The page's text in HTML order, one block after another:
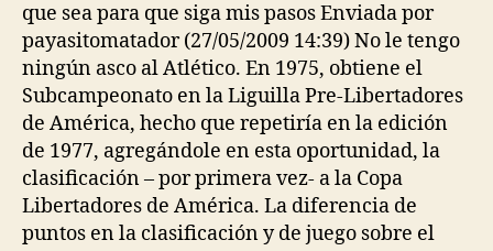
que sea para que siga mis pasos Enviada por
payasitomatador (27/05/2009 14:39) No le tengo
ningún asco al Atlético. En 1975, obtiene el
Subcampeonato en la Liguilla Pre-Libertadores
de América, hecho que repetiría en la edición
de 1977, agregándole en esta oportunidad, la
clasificación – por primera vez- a la Copa
Libertadores de América. La diferencia de
puntos en la clasificación y de juego sobre el